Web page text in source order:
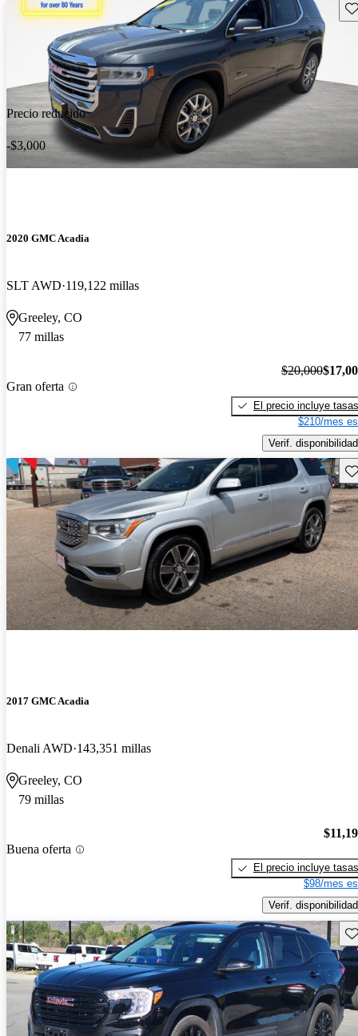
Precio reducido
-$3,000
2020 GMC Acadia
SLT AWD 119,122 millas
Greeley, CO
77 millas
Gran oferta
$20,000
El precio incluye tasas
$210/mes
Verif. disponibilidad
2017 GMC Acadia
Denali AWD 143,351 millas
Greeley, CO
79 millas
Buena oferta
El precio incluye tasas
$98/mes
Verif. disponibilidad